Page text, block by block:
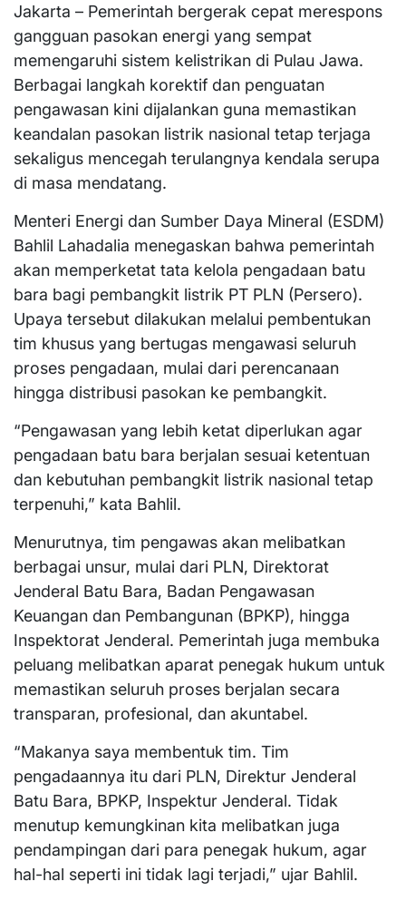
Jakarta – Pemerintah bergerak cepat merespons
gangguan pasokan energi yang sempat
memengaruhi sistem kelistrikan di Pulau Jawa.
Berbagai langkah korektif dan penguatan
pengawasan kini dijalankan guna memastikan
keandalan pasokan listrik nasional tetap terjaga
sekaligus mencegah terulangnya kendala serupa
di masa mendatang.
Menteri Energi dan Sumber Daya Mineral (ESDM)
Bahlil Lahadalia menegaskan bahwa pemerintah
akan memperketat tata kelola pengadaan batu
bara bagi pembangkit listrik PT PLN (Persero).
Upaya tersebut dilakukan melalui pembentukan
tim khusus yang bertugas mengawasi seluruh
proses pengadaan, mulai dari perencanaan
hingga distribusi pasokan ke pembangkit.
“Pengawasan yang lebih ketat diperlukan agar
pengadaan batu bara berjalan sesuai ketentuan
dan kebutuhan pembangkit listrik nasional tetap
terpenuhi,” kata Bahlil.
Menurutnya, tim pengawas akan melibatkan
berbagai unsur, mulai dari PLN, Direktorat
Jenderal Batu Bara, Badan Pengawasan
Keuangan dan Pembangunan (BPKP), hingga
Inspektorat Jenderal. Pemerintah juga membuka
peluang melibatkan aparat penegak hukum untuk
memastikan seluruh proses berjalan secara
transparan, profesional, dan akuntabel.
“Makanya saya membentuk tim. Tim
pengadaannya itu dari PLN, Direktur Jenderal
Batu Bara, BPKP, Inspektur Jenderal. Tidak
menutup kemungkinan kita melibatkan juga
pendampingan dari para penegak hukum, agar
hal-hal seperti ini tidak lagi terjadi,” ujar Bahlil.